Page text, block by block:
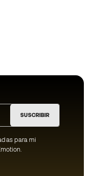
SUSCRIBIR
para mi